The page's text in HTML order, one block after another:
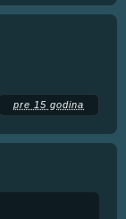
pre 15 godina